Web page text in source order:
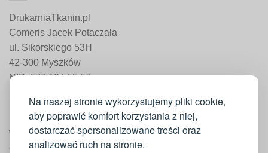
Na naszej stronie wykorzystujemy pliki cookie,
aby poprawić komfort korzystania z niej,
dostarczać spersonalizowane treści oraz
analizować ruch na stronie.
DrukarniaTkanin.pl
Comeris Jacek Potaczała
ul. Sikorskiego 53H
42-300 Myszków
NIP: 577 194 55 57
WAŻNE INFORMACJE